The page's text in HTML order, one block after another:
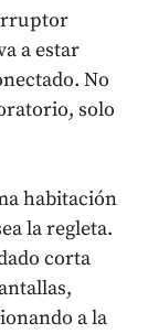
a estar
No
solo
habitación
la regleta.
corta
a la